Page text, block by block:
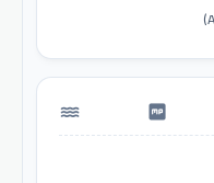
water_pump